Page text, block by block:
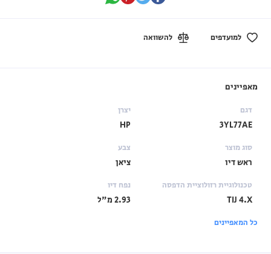
למועדפים להשוואה
מאפיינים
דגם
3YL77AE
יצרן
HP
סוג מוצר
ראש דיו
צבע
ציאן
טכנולוגיית רזולוציית הדפסה
TIJ 4.X
נפח דיו
2.93 מ"ל
כל המאפיינים